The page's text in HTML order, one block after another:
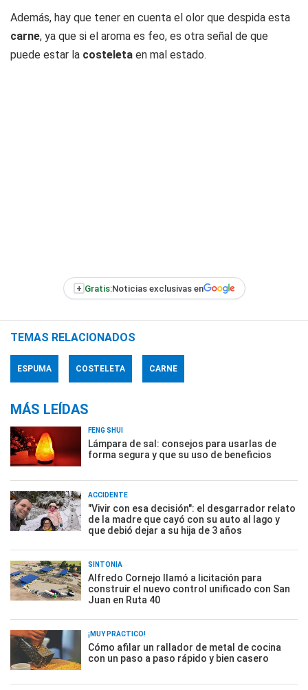
Además, hay que tener en cuenta el olor que despida esta
carne, ya que si el aroma es feo, es otra señal de que
puede estar la costeleta en mal estado.
+ Gratis:Noticias exclusivas en
TEMAS RELACIONADOS
ESPUMA COSTELETA CARNE
MÁS LEÍDAS
FENG SHUI
Lámpara de sal: consejos para usarlas de
forma segura y que su uso de beneficios
ACCIDENTE
"Vivir con esa decisión": el desgarrador relato
de la madre que cayó con su auto al lago y
que debió dejar a su hija de 3 años
SINTONÍA
Alfredo Cornejo llamó a licitación para
construir el nuevo control unificado con San
Juan en Ruta 40
¡MUY PRÁCTICO!
Cómo afilar un rallador de metal de cocina
con un paso a paso rápido y bien casero